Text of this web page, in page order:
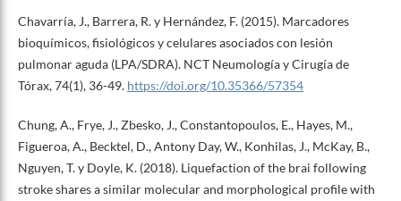
Chavarría, J., Barrera, R. y Hernández, F. (2015). Marcadores
bioquímicos, fisiológicos y celulares asociados con lesión
pulmonar aguda (LPA/SDRA). NCT Neumología y Cirugía de
Tórax, 74(1), 36-49. https://doi.org/10.35366/57354
Chung, A., Frye, J., Zbesko, J., Constantopoulos, E., Hayes, M.,
Figueroa, A., Becktel, D., Antony Day, W., Konhilas, J., McKay, B.,
Nguyen, T. y Doyle, K. (2018). Liquefaction of the brai following
stroke shares a similar molecular and morphological profile with